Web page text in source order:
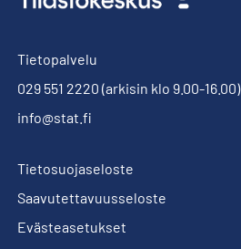
Tietopalvelu
029 551 2220 (arkisin klo 9.00-16.00)
info@stat.fi
Tietosuojaseloste
Saavutettavuusseloste
Evästeasetukset